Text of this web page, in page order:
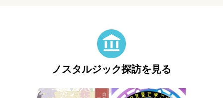
ノスタルジック探訪を見る